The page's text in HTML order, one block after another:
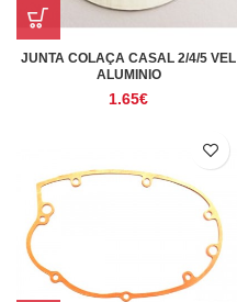
JUNTA COLAÇA CASAL 2/4/5 VEL
ALUMINIO
1.65€